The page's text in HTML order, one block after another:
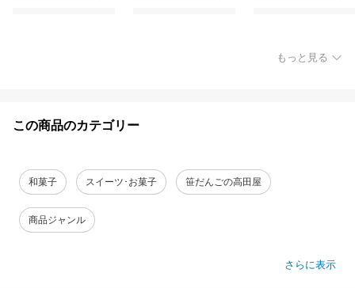
もっと見る
この商品のカテゴリー
和菓子 スイーツ･お菓子 笹だんごの高田屋
商品ジャンル
さらに表示